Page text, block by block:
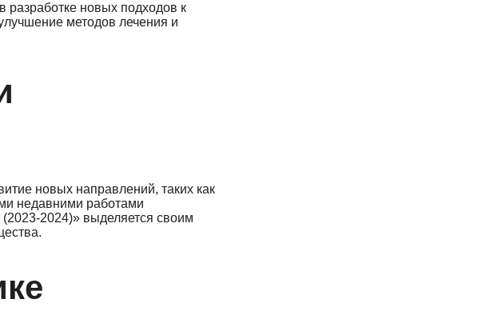
разработке новых подходов к
методов лечения и
новых направлений, таких как
недавними работами
2024)» выделяется своим